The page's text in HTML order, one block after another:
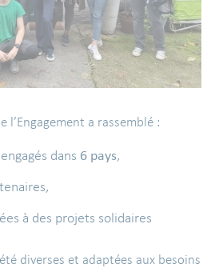
l’Engagement a rassemblé :
engagés dans 6 pays,
à des projets solidaires
diverses et adaptées aux besoins